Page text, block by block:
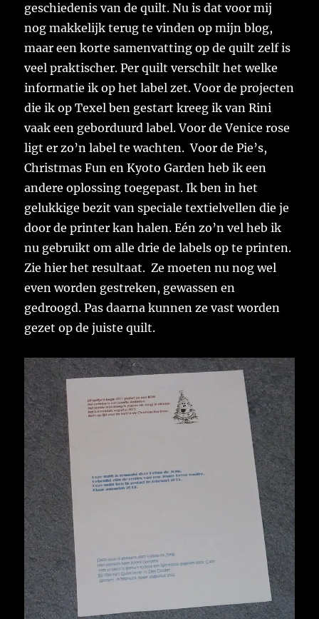
geschiedenis van de quilt. Nu is dat voor mij
nog makkelijk terug te vinden op mijn blog,
maar een korte samenvatting op de quilt zelf is
veel praktischer. Per quilt verschilt het welke
informatie ik op het label zet. Voor de projecten
die ik op Texel ben gestart kreeg ik van Rini
vaak een geborduurd label. Voor de Venice rose
ligt er zo’n label te wachten. Voor de Pie’s,
Christmas Fun en Kyoto Garden heb ik een
andere oplossing toegepast. Ik ben in het
gelukkige bezit van speciale textielvellen die je
door de printer kan halen. Eén zo’n vel heb ik
nu gebruikt om alle drie de labels op te printen.
Zie hier het resultaat. Ze moeten nu nog wel
even worden gestreken, gewassen en
gedroogd. Pas daarna kunnen ze vast worden
gezet op de juiste quilt.